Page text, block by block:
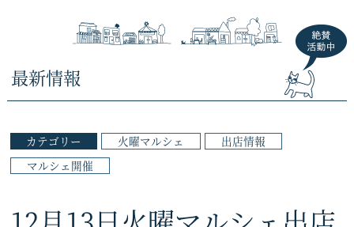
最新情報
カテゴリー 火曜マルシェ
出店情報
マルシェ開催